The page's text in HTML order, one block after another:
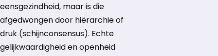
eensgezindheid, maar is die
afgedwongen door hiërarchie of
druk (schijnconsensus). Echte
gelijkwaardigheid en openheid